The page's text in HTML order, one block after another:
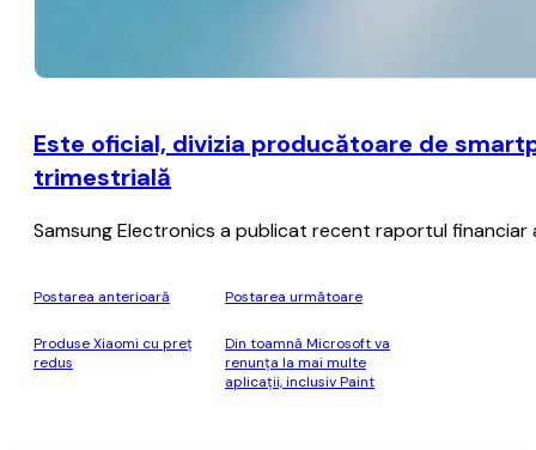
Este oficial, divizia producătoare de
trimestrială
Samsung Electronics a publicat recent raportul
Postarea anterioară
Produse Xiaomi cu preț
redus
Postarea următoare
Din toamnă Microsoft va
renunţa la mai multe
aplicaţii, inclusiv Paint